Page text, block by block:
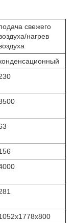
свежего
нагрев